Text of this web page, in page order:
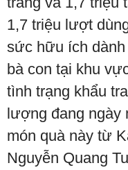
1,7 triệu lượt
sức hữu ích
bà con tại khu
tình trạng khẩu
lượng đang ngày
món quà này từ
Nguyễn Quang